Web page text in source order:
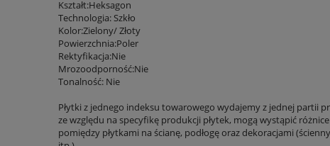
Kształt:Heksagon
Technologia: Szkło
Kolor:Zielony/ Złoty
Powierzchnia:Poler
Rektyfikacja:Nie
Mrozoodporność:Nie
Tonalność: Nie
Płytki z jednego indeksu towarowego wydajemy z jednej partii
ze względu na specyfikę produkcji płytek, mogą wystąpić
pomiędzy płytkami na ścianę, podłogę oraz dekoracjami